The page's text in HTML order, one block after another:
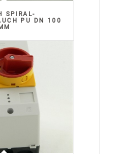
SPIRAL-
PU DN 100